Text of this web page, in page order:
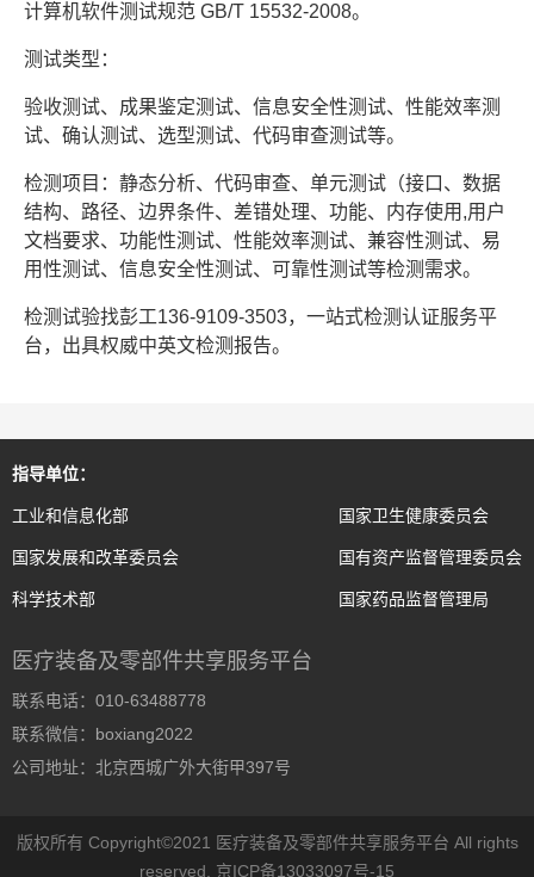
计算机软件测试规范 GB/T 15532-2008。
测试类型：
验收测试、成果鉴定测试、信息安全性测试、性能效率测
试、确认测试、选型测试、代码审查测试等。
检测项目：静态分析、代码审查、单元测试（接口、数据
结构、路径、边界条件、差错处理、功能、内存使用,用户
文档要求、功能性测试、性能效率测试、兼容性测试、易
用性测试、信息安全性测试、可靠性测试等检测需求。
检测试验找彭工136-9109-3503，一站式检测认证服务平
台，出具权威中英文检测报告。
指导单位：
工业和信息化部
国家发展和改革委员会
科学技术部
国家卫生健康委员会
国有资产监督管理委员会
国家药品监督管理局
医疗装备及零部件共享服务平台
联系电话：010-63488778
联系微信：boxiang2022
公司地址：北京西城广外大街甲397号
版权所有 Copyright©2021 医疗装备及零部件共享服务平台 All rights
reserved. 京ICP备13033097号-15